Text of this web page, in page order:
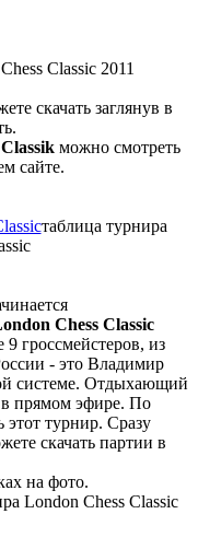
скачать заглянув в
можно смотреть
сайте.
таблица турнира
Chess Classic
гроссмейстеров, из
- это Владимир
системе. Отдыхающий
в прямом эфире. По
турнир. Сразу
скачать партии в
на фото.